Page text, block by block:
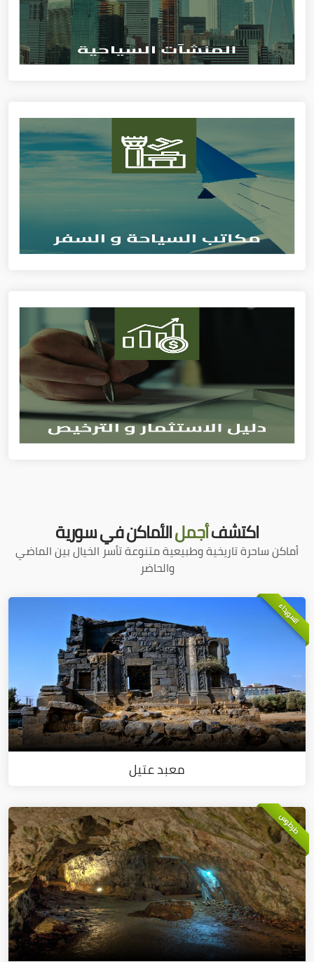
اكتشفأجملالأماكن في سورية
أماكن ساحرة تاريخية وطبيعية متنوعة تأسر الخيال بين الماضي
والحاضر
السويداء
معبد عتيل
طرطوس